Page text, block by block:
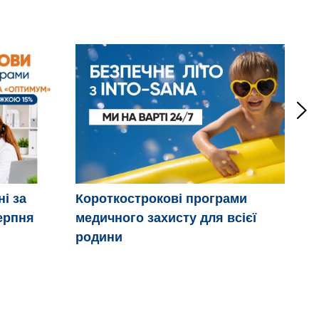
за
Короткострокові програми
медичного захисту для всієї
родини